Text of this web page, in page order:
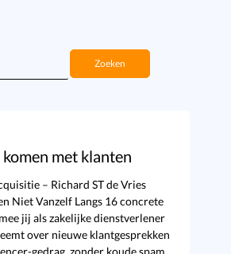
met klanten
– Richard ST de Vries
Niet Vanzelf Langs 16 concrete
jij als zakelijke dienstverlener
over nieuwe klantgesprekken
gedrag, zonder koude spam.